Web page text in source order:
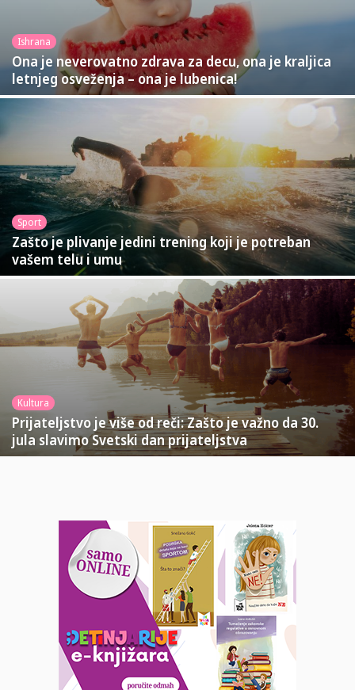
Ishrana
Ona je neverovatno zdrava za decu, ona je kraljica
letnjeg osveženja – ona je lubenica!
Sport
Zašto je plivanje jedini trening koji je potreban
vašem telu i umu
Kultura
Prijateljstvo je više od reči: Zašto je važno da 30.
jula slavimo Svetski dan prijateljstva